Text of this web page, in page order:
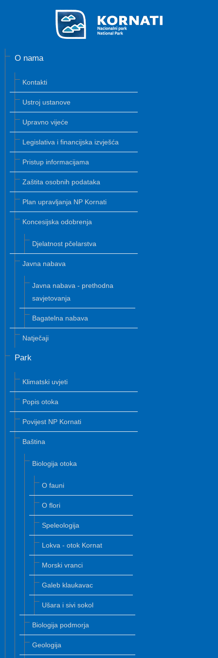
O nama
Kontakti
Ustroj ustanove
Upravno vijeće
Legislativa i financijska izvješća
Pristup informacijama
Zaštita osobnih podataka
Plan upravljanja NP Kornati
Koncesijska odobrenja
Djelatnost pčelarstva
Javna nabava
Javna nabava - prethodna
savjetovanja
Bagatelna nabava
Natječaji
Park
Klimatski uvjeti
Popis otoka
Povijest NP Kornati
Baština
Biologija otoka
O fauni
O flori
Speleologija
Lokva - otok Kornat
Morski vranci
Galeb klaukavac
Ušara i sivi sokol
Biologija podmorja
Geologija